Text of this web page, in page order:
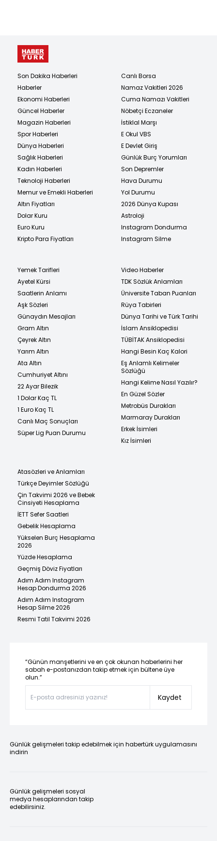
Son Dakika Haberleri
Haberler
Ekonomi Haberleri
Güncel Haberler
Magazin Haberleri
Spor Haberleri
Dünya Haberleri
Sağlık Haberleri
Kadın Haberleri
Teknoloji Haberleri
Memur ve Emekli Haberleri
Altın Fiyatları
Dolar Kuru
Euro Kuru
Kripto Para Fiyatları
Canlı Borsa
Namaz Vakitleri 2026
Cuma Namazı Vakitleri
Nöbetçi Eczaneler
İstiklal Marşı
E Okul VBS
E Devlet Giriş
Günlük Burç Yorumları
Son Depremler
Hava Durumu
Yol Durumu
2026 Dünya Kupası
Astroloji
Instagram Dondurma
Instagram Silme
Yemek Tarifleri
Ayetel Kürsi
Saatlerin Anlamı
Aşk Sözleri
Günaydın Mesajları
Gram Altın
Çeyrek Altın
Yarım Altın
Ata Altın
Cumhuriyet Altını
22 Ayar Bilezik
1 Dolar Kaç TL
1 Euro Kaç TL
Canlı Maç Sonuçları
Süper Lig Puan Durumu
Video Haberler
TDK Sözlük Anlamları
Üniversite Taban Puanları
Rüya Tabirleri
Dünya Tarihi ve Türk Tarihi
İslam Ansiklopedisi
TÜBİTAK Ansiklopedisi
Hangi Besin Kaç Kalori
Eş Anlamlı Kelimeler
Sözlüğü
Hangi Kelime Nasıl Yazılır?
En Güzel Sözler
Metrobüs Durakları
Marmaray Durakları
Erkek İsimleri
Kız İsimleri
Atasözleri ve Anlamları
Türkçe Deyimler Sözlüğü
Çin Takvimi 2026 ve Bebek
Cinsiyeti Hesaplama
İETT Sefer Saatleri
Gebelik Hesaplama
Yükselen Burç Hesaplama
2026
Yüzde Hesaplama
Geçmiş Döviz Fiyatları
Adım Adım Instagram
Hesap Dondurma 2026
Adım Adım Instagram
Hesap Silme 2026
Resmi Tatil Takvimi 2026
“Günün manşetlerini ve en çok okunan haberlerini her
sabah e-postanızdan takip etmek için bültene üye
olun.”
Kaydet
Günlük gelişmeleri takip edebilmek için habertürk uygulamasını
indirin
Günlük gelişmeleri sosyal
medya hesaplarından takip
edebilirsiniz.